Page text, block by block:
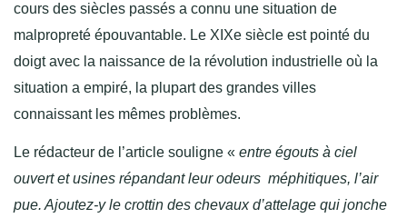
cours des siècles passés a connu une situation de
malpropreté épouvantable. Le XIXe siècle est pointé du
doigt avec la naissance de la révolution industrielle où la
situation a empiré, la plupart des grandes villes
connaissant les mêmes problèmes.
Le rédacteur de l’article souligne « entre égouts à ciel
ouvert et usines répandant leur odeurs méphitiques, l’air
pue. Ajoutez-y le crottin des chevaux d’attelage qui jonche